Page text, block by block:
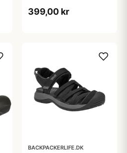
399,00 kr
BACKPACKERLIFE.DK